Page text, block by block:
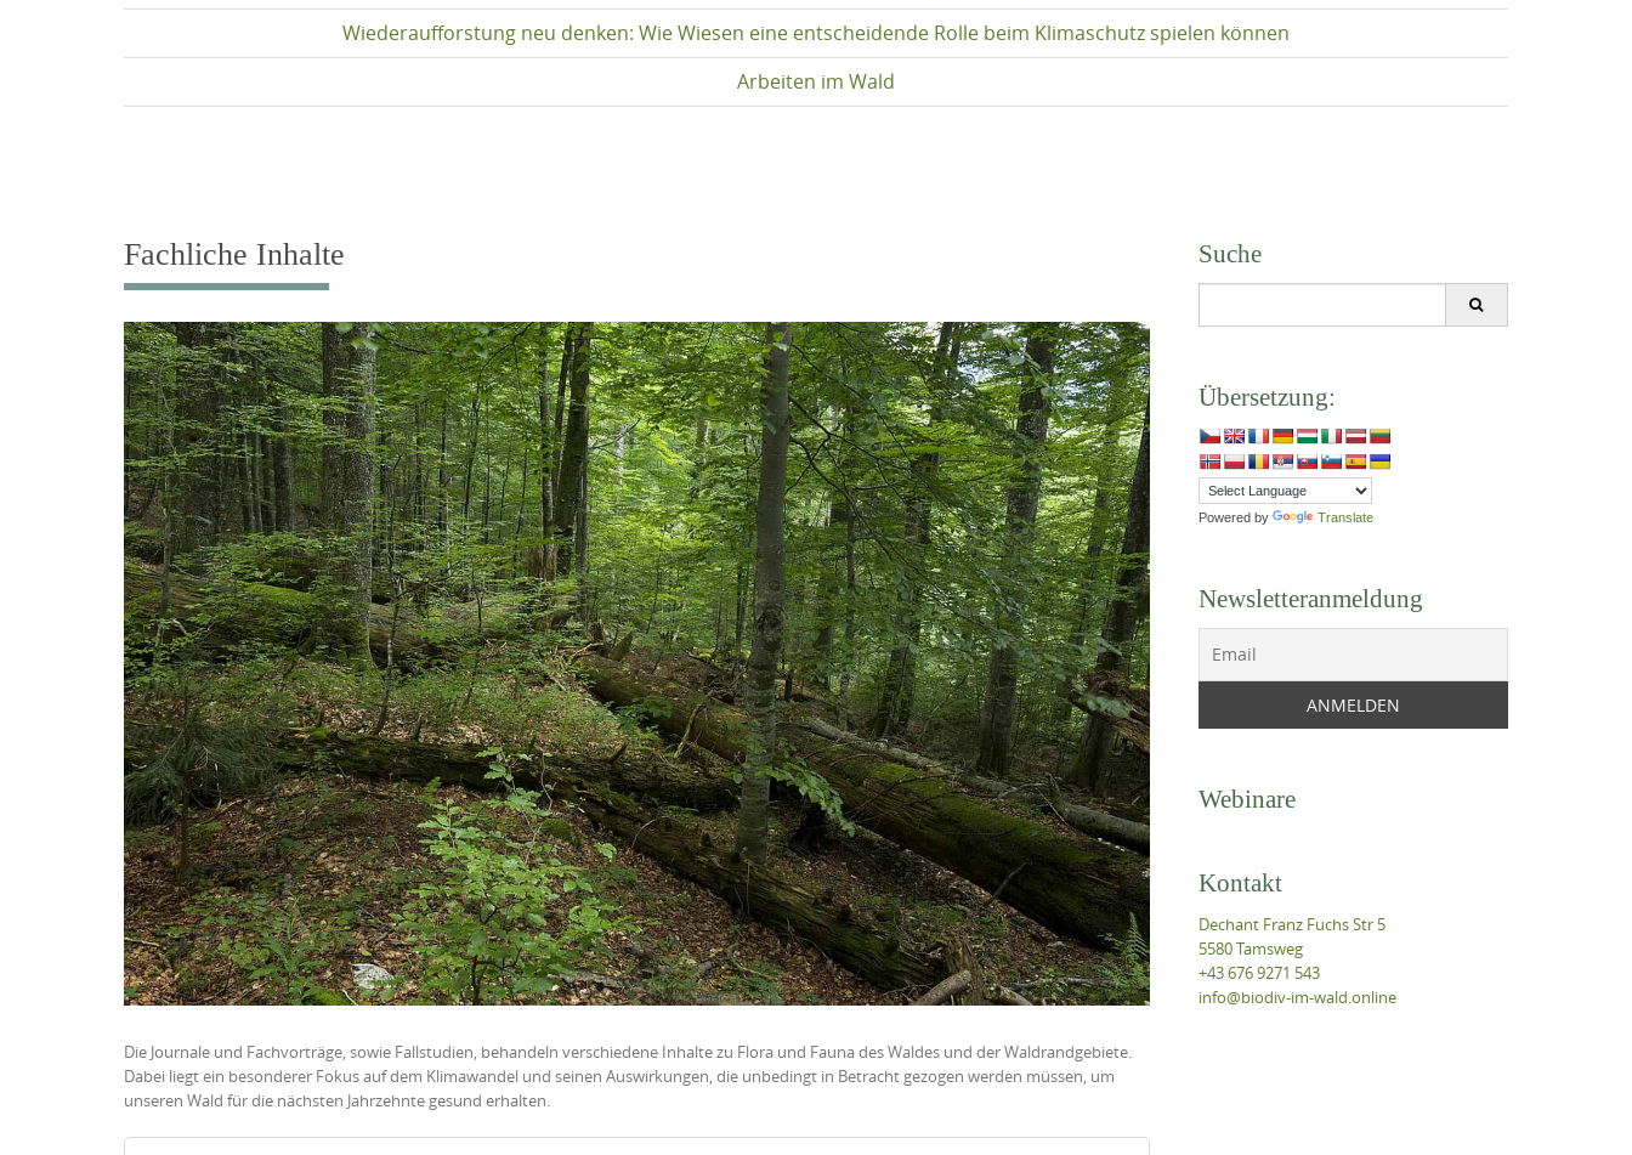
Wiederaufforstung neu denken: Wie Wiesen eine entscheidende Rolle beim Klimaschutz spielen können
Arbeiten im Wald
Fachliche Inhalte
Die Journale und Fachvorträge, sowie Fallstudien, behandeln verschiedene Inhalte zu Flora und Fauna des Waldes und der Waldrandgebiete.
Dabei liegt ein besonderer Fokus auf dem Klimawandel und seinen Auswirkungen, die unbedingt in Betracht gezogen werden müssen, um
unseren Wald für die nächsten Jahrzehnte gesund erhalten.
Suche
Übersetzung:
Powered by Translate
Newsletteranmeldung
Webinare
Kontakt
Dechant Franz Fuchs Str 5
5580 Tamsweg
+43 676 9271 543
info@biodiv-im-wald.online